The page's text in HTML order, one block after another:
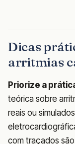
Dicas
arritmias
Priorize a
teórica sobre
reais ou
com traçados